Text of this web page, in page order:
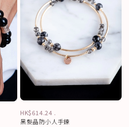
HK$614.24 .
黑髮晶防小人手鍊